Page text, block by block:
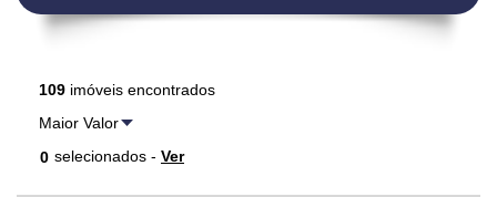
109 imóveis encontrados
0 selecionados - Ver